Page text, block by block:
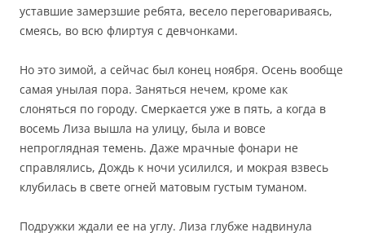
уставшие замерзшие ребята, весело переговариваясь,
смеясь, во всю флиртуя с девчонками.
Но это зимой, а сейчас был конец ноября. Осень вообще
самая унылая пора. Заняться нечем, кроме как
слоняться по городу. Смеркается уже в пять, а когда в
восемь Лиза вышла на улицу, была и вовсе
непроглядная темень. Даже мрачные фонари не
справлялись, Дождь к ночи усилился, и мокрая взвесь
клубилась в свете огней матовым густым туманом.
Подружки ждали ее на углу. Лиза глубже надвинула